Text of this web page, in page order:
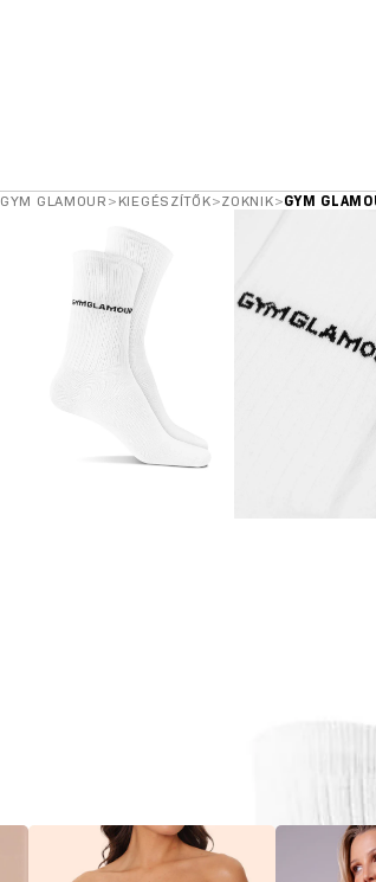
GYM GLAMOUR > KIEGÉSZÍTŐK>ZOKNIK>GYM